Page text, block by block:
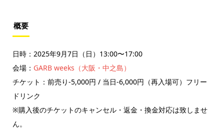
概要
日時：2025年9月7日（日）13:00〜17:00
会場： GARB weeks（大阪・中之島）
チケット：前売り-5,000円 / 当日-6,000円（再入場可）フリー
ドリンク
※購入後のチケットのキャンセル・返金・換金対応は致しませ
ん。